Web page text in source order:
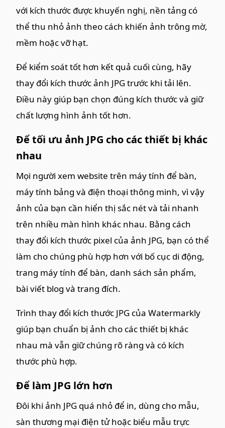
với kích thước được khuyến nghị, nền tảng có
thể thu nhỏ ảnh theo cách khiến ảnh trông mờ,
mềm hoặc vỡ hạt.
Để kiểm soát tốt hơn kết quả cuối cùng, hãy
thay đổi kích thước ảnh JPG trước khi tải lên.
Điều này giúp bạn chọn đúng kích thước và giữ
chất lượng hình ảnh tốt hơn.
Để tối ưu ảnh JPG cho các thiết bị khác
nhau
Mọi người xem website trên máy tính để bàn,
máy tính bảng và điện thoại thông minh, vì vậy
ảnh của bạn cần hiển thị sắc nét và tải nhanh
trên nhiều màn hình khác nhau. Bằng cách
thay đổi kích thước pixel của ảnh JPG, bạn có thể
làm cho chúng phù hợp hơn với bố cục di động,
trang máy tính để bàn, danh sách sản phẩm,
bài viết blog và trang đích.
Trình thay đổi kích thước JPG của Watermarkly
giúp bạn chuẩn bị ảnh cho các thiết bị khác
nhau mà vẫn giữ chúng rõ ràng và có kích
thước phù hợp.
Để làm JPG lớn hơn
Đôi khi ảnh JPG quá nhỏ để in, dùng cho mẫu,
sàn thương mại điện tử hoặc biểu mẫu trực